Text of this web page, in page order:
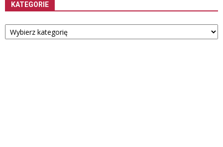
KATEGORIE
Kategorie